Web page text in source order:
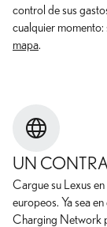
control de sus
cualquier momento:
mapa.
UN
Cargue su Lexus en
europeos. Ya sea
Charging Network